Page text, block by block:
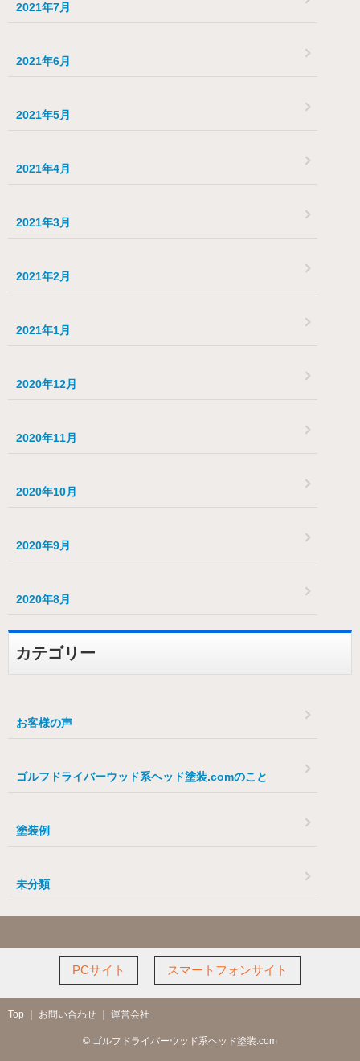
2021年7月
2021年6月
2021年5月
2021年4月
2021年3月
2021年2月
2021年1月
2020年12月
2020年11月
2020年10月
2020年9月
2020年8月
カテゴリー
お客様の声
ゴルフドライバーウッド系ヘッド塗装.comのこと
塗装例
未分類
PCサイト スマートフォンサイト
Top お問い合わせ 運営会社
© ゴルフドライバーウッド系ヘッド塗装.com